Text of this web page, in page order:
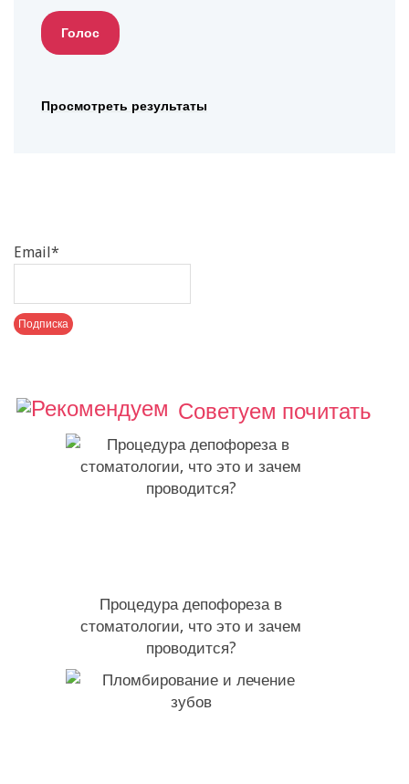
Просмотреть результаты
Email*
Советуем почитать
Процедура депофореза в
стоматологии, что это и зачем
проводится?